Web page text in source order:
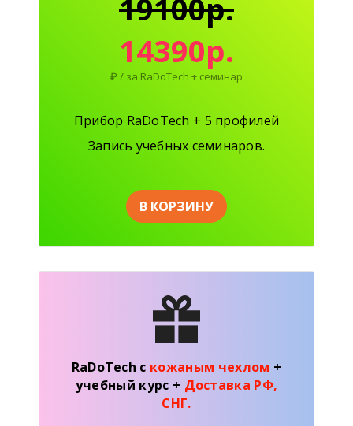
19100р.
14390р.
₽ / за RaDoTech + семинар
Прибор RaDoTech + 5 профилей
Запись учебных семинаров.
В КОРЗИНУ
RaDoTech с кожаным чехлом +
учебный курс + Доставка РФ,
СНГ.